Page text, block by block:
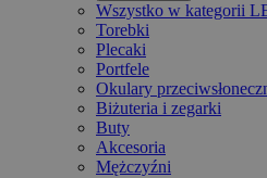
Wszystko w kategorii
Torebki
Plecaki
Portfele
Okulary
Biżuteria i zegarki
Buty
Akcesoria
Mężczyźni